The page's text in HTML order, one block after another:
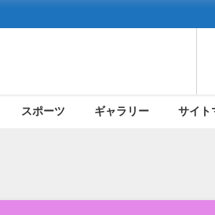
スポーツ ギャラリー サイト